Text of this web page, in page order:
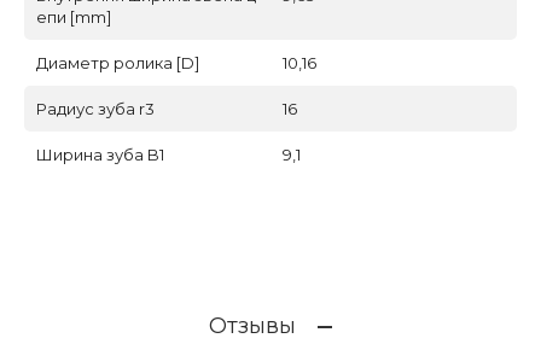
епи [mm]
Диаметр ролика [D] 10,16
Радиус зуба r3 16
Ширина зуба B1 9,1
Отзывы